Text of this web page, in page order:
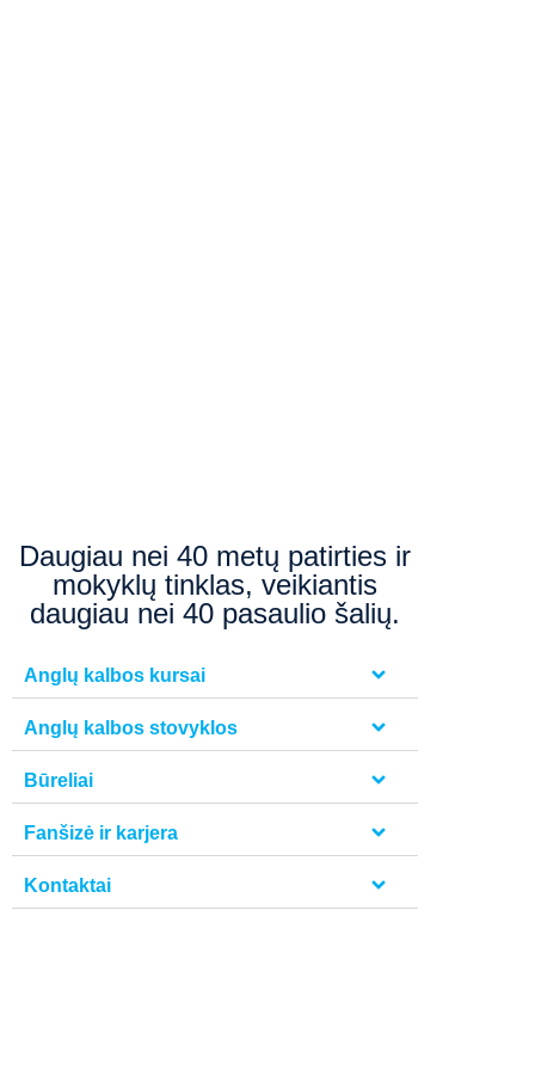
Daugiau nei 40 metų patirties ir
mokyklų tinklas, veikiantis
daugiau nei 40 pasaulio šalių.
Anglų kalbos kursai
Anglų kalbos stovyklos
Būreliai
Fanšizė ir karjera
Kontaktai